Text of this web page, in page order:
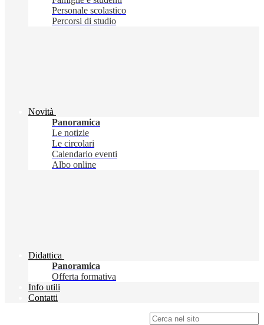
Personale scolastico
Percorsi di studio
Novità
Panoramica
Le notizie
Le circolari
Calendario eventi
Albo online
Didattica
Panoramica
Offerta formativa
Info utili
Contatti